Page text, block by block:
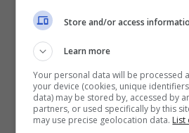
Store and/or access
Learn more
Your personal data will be processed
your device (cookies, unique
data) may be stored by, accessed by
partners, or used specifically by this
may use precise geolocation data. List